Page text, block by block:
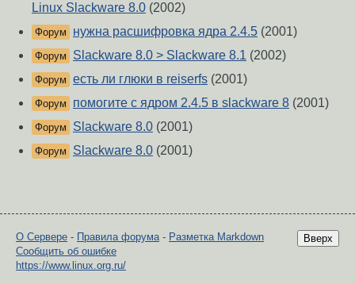
Linux Slackware 8.0 (2002)
Форум нужна расшифровка ядра 2.4.5 (2001)
Форум Slackware 8.0 > Slackware 8.1 (2002)
Форум есть ли глюки в reiserfs (2001)
Форум помогите с ядром 2.4.5 в slackware 8 (2001)
Форум Slackware 8.0 (2001)
Форум Slackware 8.0 (2001)
Вверх
О Сервере - Правила форума- Разметка Markdown
Сообщить об ошибке
https://www.linux.org.ru/